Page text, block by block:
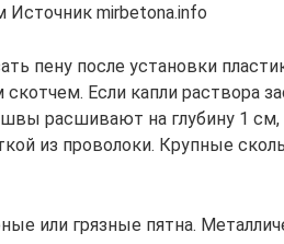
mirbetona.info
пену после установки
Если капли раствора
расшивают на глубину 1 см,
из проволоки. Крупные
или грязные пятна.